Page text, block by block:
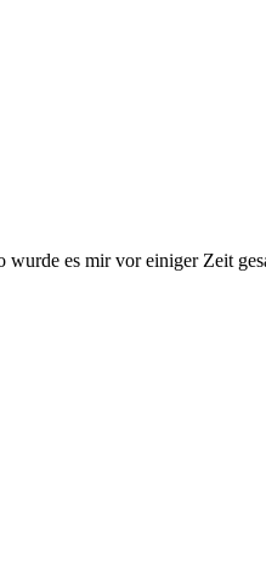
es mir vor einiger Zeit